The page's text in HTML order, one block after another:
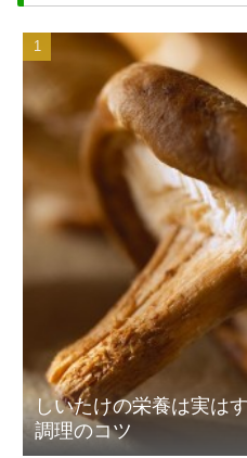
しいたけの栄養は実は
調理のコツ